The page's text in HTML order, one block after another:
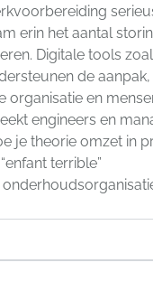
erin het aantal
Digitale tools
de
organisatie en
engineers en
je theorie omzet in
terrible”